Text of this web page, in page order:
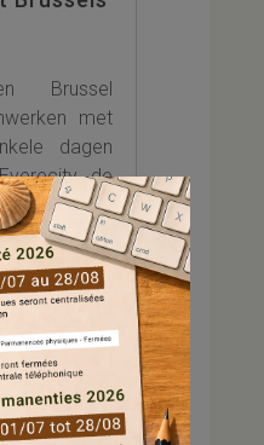
Brussel
met
dagen
de
te werken
sociale
doel van
was
goede